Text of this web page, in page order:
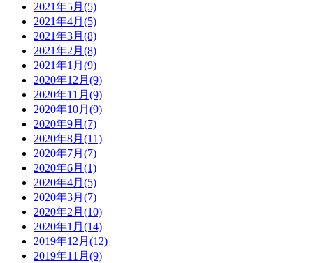
2021年5月(5)
2021年4月(5)
2021年3月(8)
2021年2月(8)
2021年1月(9)
2020年12月(9)
2020年11月(9)
2020年10月(9)
2020年9月(7)
2020年8月(11)
2020年7月(7)
2020年6月(1)
2020年4月(5)
2020年3月(7)
2020年2月(10)
2020年1月(14)
2019年12月(12)
2019年11月(9)